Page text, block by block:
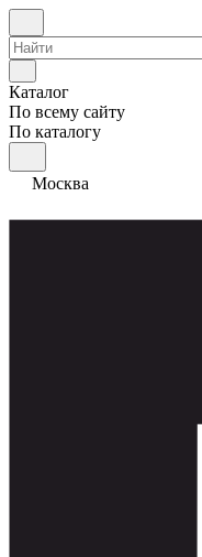
Каталог
По всему сайту
По каталогу
Москва